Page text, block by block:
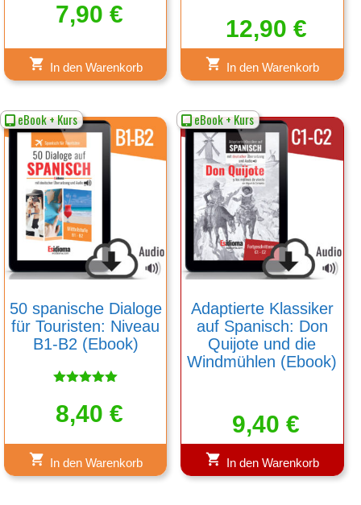
7,90€
In den Warenkorb
12,90 €
In den Warenkorb
eBook + Kurs
50 spanische Dialoge
für Touristen: Niveau
B1-B2 (Ebook)
mit
5.00
von 5
8,40€
In den Warenkorb
eBook + Kurs
Adaptierte Klassiker
auf Spanisch: Don
Quijote und die
Windmühlen (Ebook)
9,40€
In den Warenkorb